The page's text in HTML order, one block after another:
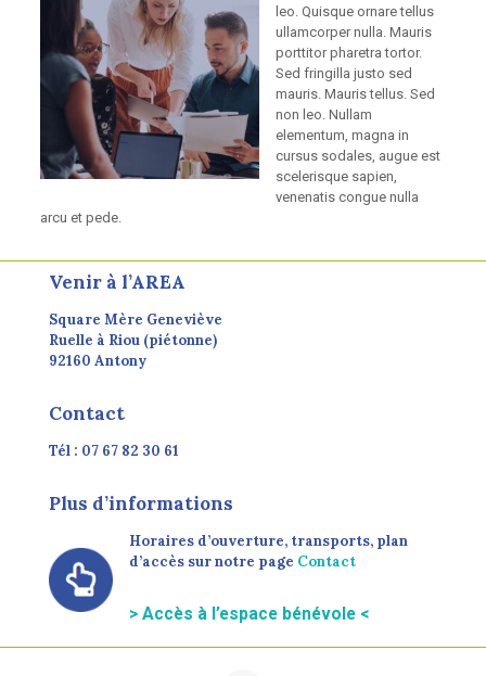
leo. Quisque ornare tellus
ullamcorper nulla. Mauris
porttitor pharetra tortor.
Sed fringilla justo sed
mauris. Mauris tellus. Sed
non leo. Nullam
elementum, magna in
cursus sodales, augue est
scelerisque sapien,
venenatis congue nulla
arcu et pede.
Venir à l’AREA
Square Mère Geneviève
Ruelle à Riou (piétonne)
92160 Antony
Contact
Tél : 07 67 82 30 61
Plus d’informations
Horaires d’ouverture, transports, plan
d’accès sur notre page Contact
> Accès à l’espace bénévole <